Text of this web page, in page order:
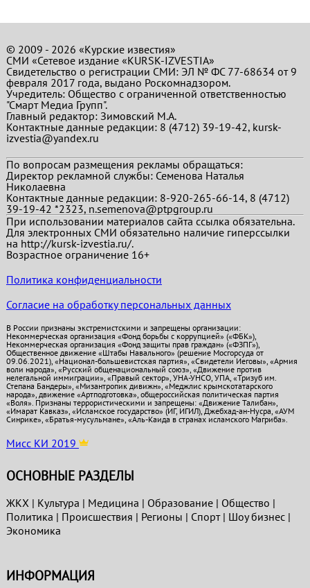
© 2009 - 2026 «Курские известия»
СМИ «Сетевое издание «KURSK-IZVESTIA»
Свидетельство о регистрации СМИ: ЭЛ № ФС 77-68634 от 9
февраля 2017 года, выдано Роскомнадзором.
Учредитель: Общество с ограниченной ответственностью
"Смарт Медиа Групп".
Главный редактор:Зимовский М.А.
Контактные данные редакции: 8 (4712) 39-19-42, kursk-
izvestia@yandex.ru
По вопросам размещения рекламы обращаться:
Директор рекламной службы: Семенова Наталья
Николаевна
Контактные данные редакции: 8-920-265-66-14, 8 (4712)
39-19-42 *2323, n.semenova@ptpgroup.ru
При использовании материалов сайта ссылка обязательна.
Для электронных СМИ обязательно наличие гиперссылки
на http://kursk-izvestia.ru/.
Возрастное ограничение 16+
Политика конфиденциальности
Согласие на обработку персональных данных
В России признаны экстремистскими и запрещены организации:
Некоммерческая организация «Фонд борьбы с коррупцией» («ФБК»),
Некоммерческая организация «Фонд защиты прав граждан» («ФЗПГ»),
Общественное движение «Штабы Навального» (решение Мосгорсуда от
09.06.2021), «Национал-большевистская партия», «Свидетели Иеговы», «Армия
воли народа», «Русский общенациональный союз», «Движение против
нелегальной иммиграции», «Правый сектор», УНА-УНСО, УПА, «Тризуб им.
Степана Бандеры», «Мизантропик дивижн», «Меджлис крымскотатарского
народа», движение «Артподготовка», общероссийская политическая партия
«Воля». Признаны террористическими и запрещены: «Движение Талибан»,
«Имарат Кавказ», «Исламское государство» (ИГ, ИГИЛ), Джебхад-ан-Нусра, «АУМ
Синрике», «Братья-мусульмане», «Аль-Каида в странах исламского Магриба».
Мисс КИ 2019
ОСНОВНЫЕ РАЗДЕЛЫ
ЖКХ| Культура | Медицина | Образование| Общество |
Политика | Проиcшествия | Регионы | Спорт| Шоу бизнес|
Экономика
ИНФОРМАЦИЯ